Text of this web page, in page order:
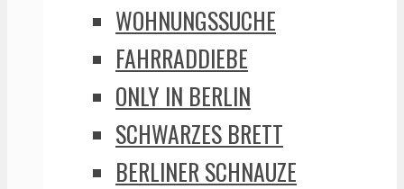
WOHNUNGSSUCHE
FAHRRADDIEBE
ONLY IN BERLIN
SCHWARZES BRETT
BERLINER SCHNAUZE